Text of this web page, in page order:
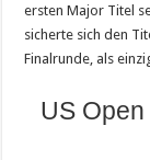
ersten Major Titel
sicherte sich den
Finalrunde, als
US